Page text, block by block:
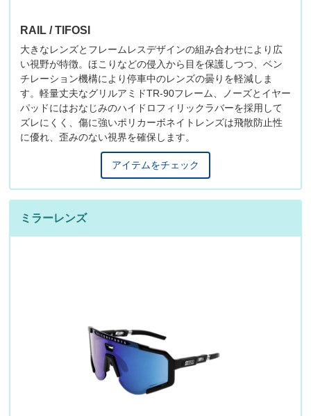
RAIL / TIFOSI
大きなレンズとフレームレスデザインの組み合わせにより広
い視野が特徴。ほこりなどの侵入から目を保護しつつ、ベン
チレーション機構により停車中のレンズの曇りを軽減しま
す。軽量丈夫なグリルアミドTR-90フレーム、ノーズとイヤー
パッドにはおなじみのハイドロフィリックラバーを採用して
ズレにくく、傷に強いポリカーボネイトレンズは飛散防止性
に優れ、歪みのない視界を確保します。
アイテムをチェック
ミラーレンズ